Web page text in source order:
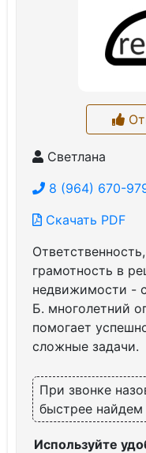
Светлана
8 (964) 670-
Скачать PDF
грамотность в
недвижимости -
Б. многолетний
помогает
сложные задачи.
При звонке
быстрее
Используйте